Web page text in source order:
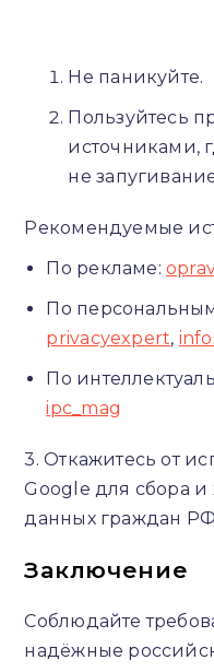
Не паникуйте.
Пользуйтесь
источниками,
не
Рекомендуемые
По рекламе:
По
privacyexpert,
По
ipc_mag
3. Откажитесь от
Google для сбора
данных граждан
Заключение
Соблюдайте
надёжные